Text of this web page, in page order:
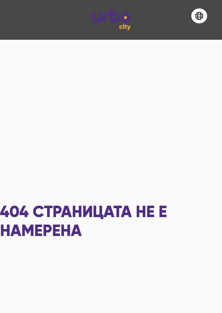
404 СТРАНИЦАТА НЕ Е
НАМЕРЕНА